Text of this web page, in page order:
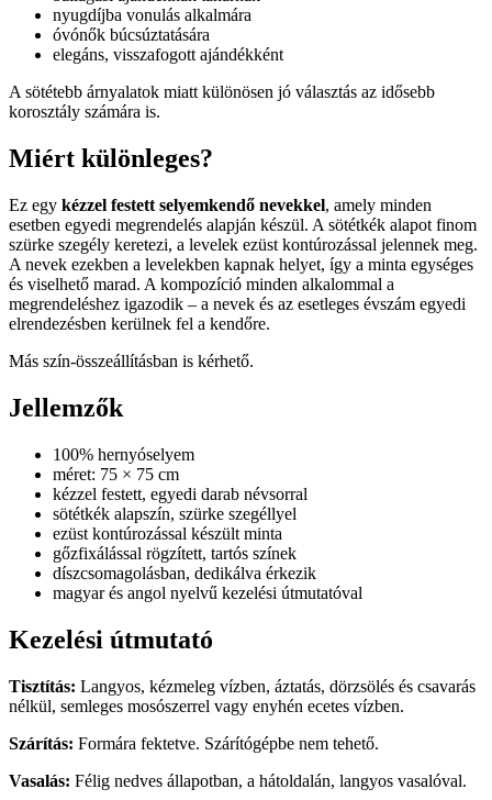
nyugdíjba vonulás alkalmára
óvónők búcsúztatására
elegáns, visszafogott ajándékként
A sötétebb árnyalatok miatt különösen jó választás az idősebb
korosztály számára is.
Miért különleges?
Ez egy kézzel festett selyemkendő nevekkel, amely minden
esetben egyedi megrendelés alapján készül. A sötétkék alapot finom
szürke szegély keretezi, a levelek ezüst kontúrozással jelennek meg.
A nevek ezekben a levelekben kapnak helyet, így a minta egységes
és viselhető marad. A kompozíció minden alkalommal a
megrendeléshez igazodik – a nevek és az esetleges évszám egyedi
elrendezésben kerülnek fel a kendőre.
Más szín-összeállításban is kérhető.
Jellemzők
100% hernyóselyem
méret: 75 × 75 cm
kézzel festett, egyedi darab névsorral
sötétkék alapszín, szürke szegéllyel
ezüst kontúrozással készült minta
gőzfixálással rögzített, tartós színek
díszcsomagolásban, dedikálva érkezik
magyar és angol nyelvű kezelési útmutatóval
Kezelési útmutató
Tisztítás: Langyos, kézmeleg vízben, áztatás, dörzsölés és csavarás
nélkül, semleges mosószerrel vagy enyhén ecetes vízben.
Szárítás: Formára fektetve. Szárítógépbe nem tehető.
Vasalás: Félig nedves állapotban, a hátoldalán, langyos vasalóval.